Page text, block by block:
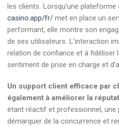
les clients. Lorsqu’une plateforme
casino.app/fr/ met en place un
performant, elle montre son
de ses utilisateurs. L’interaction
relation de confiance et à fidéliser
sentiment de prise en charge et
Un support client efficace par
également à améliorer la
étant réactif et professionnel, une
démarquer de la concurrence et